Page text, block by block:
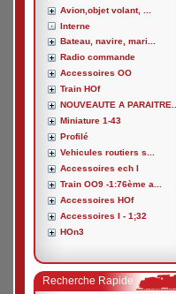
Avion,objet volant, ...
Interne
Bateau, navire, mari...
Radio commande
Accessoires OO
Train HOf
NOUVEAUTE A PARAITRE...
Miniature 1-43
Profilé
Vehicules routiers s...
Accessoires ech I
Train OO9 -1:76ème a...
Accessoires HOf
Accessoires I - 1;32
HOn3
Recherche Rapide